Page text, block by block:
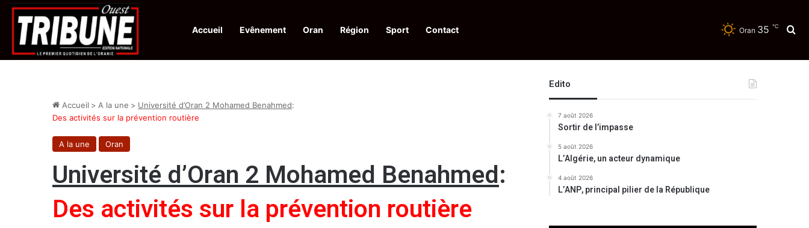
Accueil Evênement Oran Région Sport Contact Oran 35 ℃
Infos en Direct: Lutte contre les drogues : octroi de récompenses financières aux dénonciateurs de trafiquants
Accueil > A la une > Université d’Oran 2 Mohamed Benahmed:
Des activités sur la prévention routière
A la une Oran
Université d’Oran 2 Mohamed Benahmed:
Des activités sur la prévention routière
Edito
7 août 2026
Sortir de l’impasse
5 août 2026
L’Algérie, un acteur dynamique
4 août 2026
L’ANP, principal pilier de la République